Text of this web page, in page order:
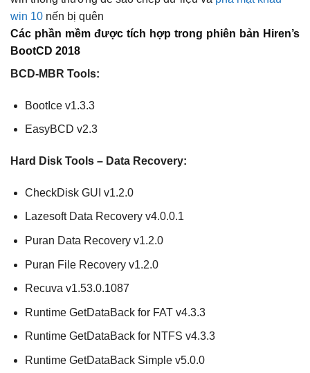
win 10 nến bị quên
Các phần mềm được tích hợp trong phiên bản Hiren’s
BootCD 2018
BCD-MBR Tools:
BootIce v1.3.3
EasyBCD v2.3
Hard Disk Tools – Data Recovery:
CheckDisk GUI v1.2.0
Lazesoft Data Recovery v4.0.0.1
Puran Data Recovery v1.2.0
Puran File Recovery v1.2.0
Recuva v1.53.0.1087
Runtime GetDataBack for FAT v4.3.3
Runtime GetDataBack for NTFS v4.3.3
Runtime GetDataBack Simple v5.0.0